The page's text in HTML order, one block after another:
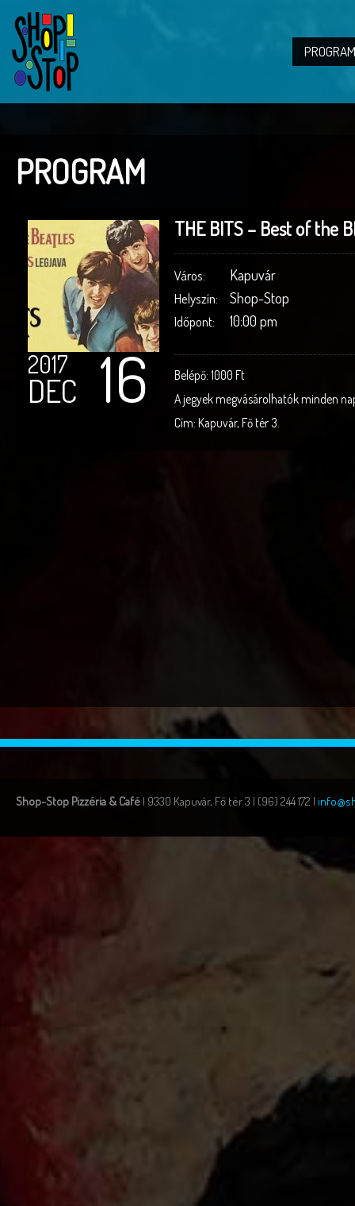
PROGRAM
2017
DEC 16
THE BITS – Best of the
Város: Kapuvár
Helyszín: Shop-Stop
Időpont: 10:00 pm
Belépő: 1000 Ft
A jegyek megvásárolhatók minden
Cím: Kapuvár, Fő tér 3.
Shop-Stop Pizzéria & Café | 9330 Kapuvár, Fő tér 3 | (96) 244 172 |